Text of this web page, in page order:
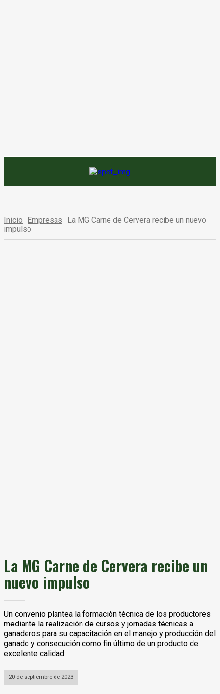
Inicio Empresas
La MG Carne de Cervera recibe un nuevo
impulso
La MG Carne de Cervera recibe un
nuevo impulso
Un convenio plantea la formación técnica de los productores
mediante la realización de cursos y jornadas técnicas a
ganaderos para su capacitación en el manejo y producción del
ganado y consecución como fin último de un producto de
excelente calidad
20 de septiembre de 2023